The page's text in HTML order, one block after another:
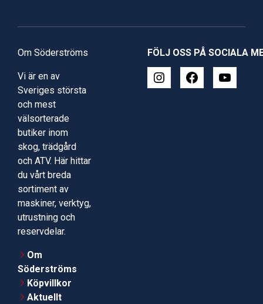
Om Söderströms
Vi är en av
Sveriges största
och mest
välsorterade
butiker inom
skog, trädgård
och ATV. Här hittar
du vårt breda
sortiment av
maskiner, verktyg,
utrustning och
reservdelar.
Om
Söderströms
Köpvillkor
Aktuellt
FÖLJ OSS PÅ SOCIALA